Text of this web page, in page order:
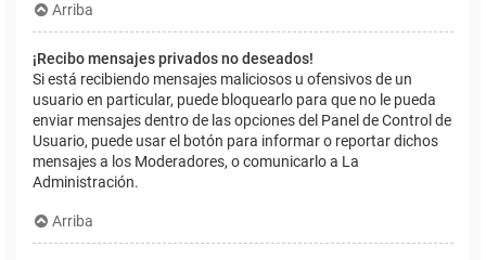
Arriba
¡Recibo mensajes privados no deseados!
Si está recibiendo mensajes maliciosos u ofensivos de un
usuario en particular, puede bloquearlo para que no le pueda
enviar mensajes dentro de las opciones del Panel de Control de
Usuario, puede usar el botón para informar o reportar dichos
mensajes a los Moderadores, o comunicarlo a La
Administración.
Arriba